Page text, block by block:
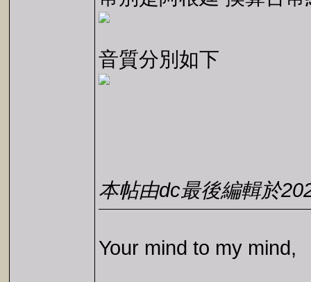
音質分別如下
本帖由dc最後編輯於
Your mind to my mind,